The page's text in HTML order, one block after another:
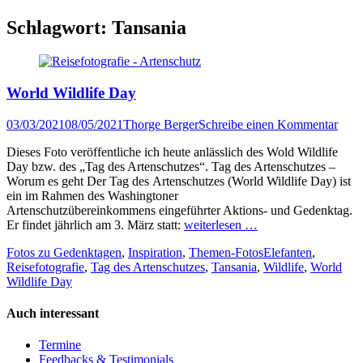
Schlagwort: Tansania
World Wildlife Day
Veröffentlicht
03/03/202108/05/2021Author
Thorge BergerSchreibe einen Kommentar
Dieses Foto veröffentliche ich heute anlässlich des Wold Wildlife
Day bzw. des „Tag des Artenschutzes“. Tag des Artenschutzes –
Worum es geht Der Tag des Artenschutzes (World Wildlife Day) ist
ein im Rahmen des Washingtoner
Artenschutzübereinkommens eingeführter Aktions- und Gedenktag.
Er findet jährlich am 3. März statt: weiterlesen …
Kategorien
Fotos zu Gedenktagen, Inspiration, Themen-FotosTags
Elefanten,
Reisefotografie, Tag des Artenschutzes, Tansania, Wildlife, World
Wildlife Day
Auch interessant
Termine
Feedbacks & Testimonials